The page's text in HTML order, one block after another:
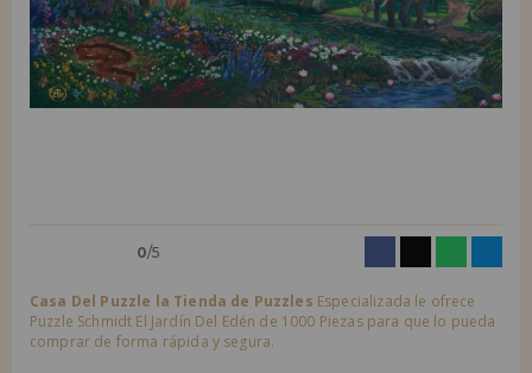
LIQUIDACIONES
INFORMACIÓN
Quiero registrarme como
nuevo cliente
Al crear una cuenta en casadelpuzzle.com podrás realizar tus compras
0/5
Casa Del Puzzle la Tienda de Puzzles Especializada le ofrece
Puzzle Schmidt El Jardín Del Edén de 1000 Piezas para que lo pueda
comprar de forma rápida y segura.